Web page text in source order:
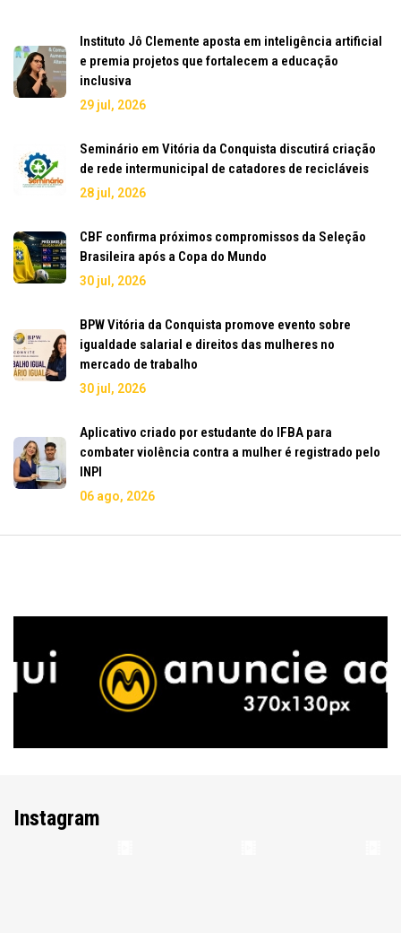
Instituto Jô Clemente aposta em inteligência artificial
e premia projetos que fortalecem a educação
inclusiva
29 jul, 2026
Seminário em Vitória da Conquista discutirá criação
de rede intermunicipal de catadores de recicláveis
28 jul, 2026
CBF confirma próximos compromissos da Seleção
Brasileira após a Copa do Mundo
30 jul, 2026
BPW Vitória da Conquista promove evento sobre
igualdade salarial e direitos das mulheres no
mercado de trabalho
30 jul, 2026
Aplicativo criado por estudante do IFBA para
combater violência contra a mulher é registrado pelo
INPI
06 ago, 2026
Instagram